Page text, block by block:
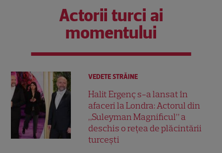
Actorii turci ai
momentului
VEDETE STRĂINE
Halit Ergenç s-a lansat în
afaceri la Londra: Actorul din
„Suleyman Magnificul” a
deschis o rețea de plăcintării
turcești